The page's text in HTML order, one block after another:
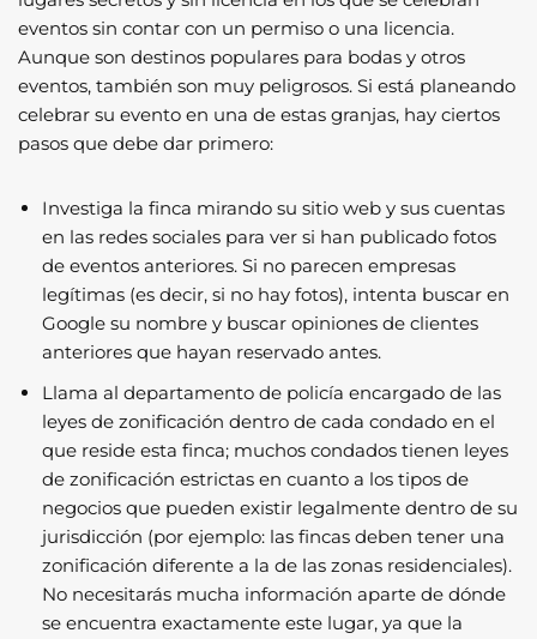
eventos sin contar con un permiso o una licencia.
Aunque son destinos populares para bodas y otros
eventos, también son muy peligrosos. Si está planeando
celebrar su evento en una de estas granjas, hay ciertos
pasos que debe dar primero:
Investiga la finca mirando su sitio web y sus cuentas
en las redes sociales para ver si han publicado fotos
de eventos anteriores. Si no parecen empresas
legítimas (es decir, si no hay fotos), intenta buscar en
Google su nombre y buscar opiniones de clientes
anteriores que hayan reservado antes.
Llama al departamento de policía encargado de las
leyes de zonificación dentro de cada condado en el
que reside esta finca; muchos condados tienen leyes
de zonificación estrictas en cuanto a los tipos de
negocios que pueden existir legalmente dentro de su
jurisdicción (por ejemplo: las fincas deben tener una
zonificación diferente a la de las zonas residenciales).
No necesitarás mucha información aparte de dónde
se encuentra exactamente este lugar, ya que la